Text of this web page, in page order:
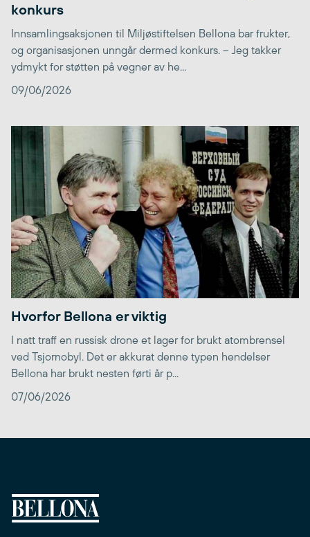
konkurs
Innsamlingsaksjonen til Miljøstiftelsen Bellona bar frukter,
og organisasjonen unngår dermed konkurs. – Jeg takker
ydmykt for støtten på vegner av he...
09/06/2026
Hvorfor Bellona er viktig
I natt traff en russisk drone et lager for brukt atombrensel
ved Tsjornobyl. Det er akkurat denne typen hendelser
Bellona har brukt nesten førti år p...
07/06/2026